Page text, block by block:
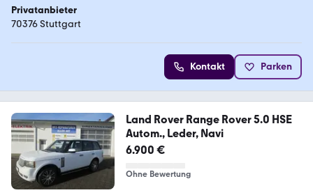
Privatanbieter
70376 Stuttgart
Kontakt Parken
Land Rover Range Rover 5.0 HSE
Autom., Leder, Navi
6.900 €
Ohne Bewertung